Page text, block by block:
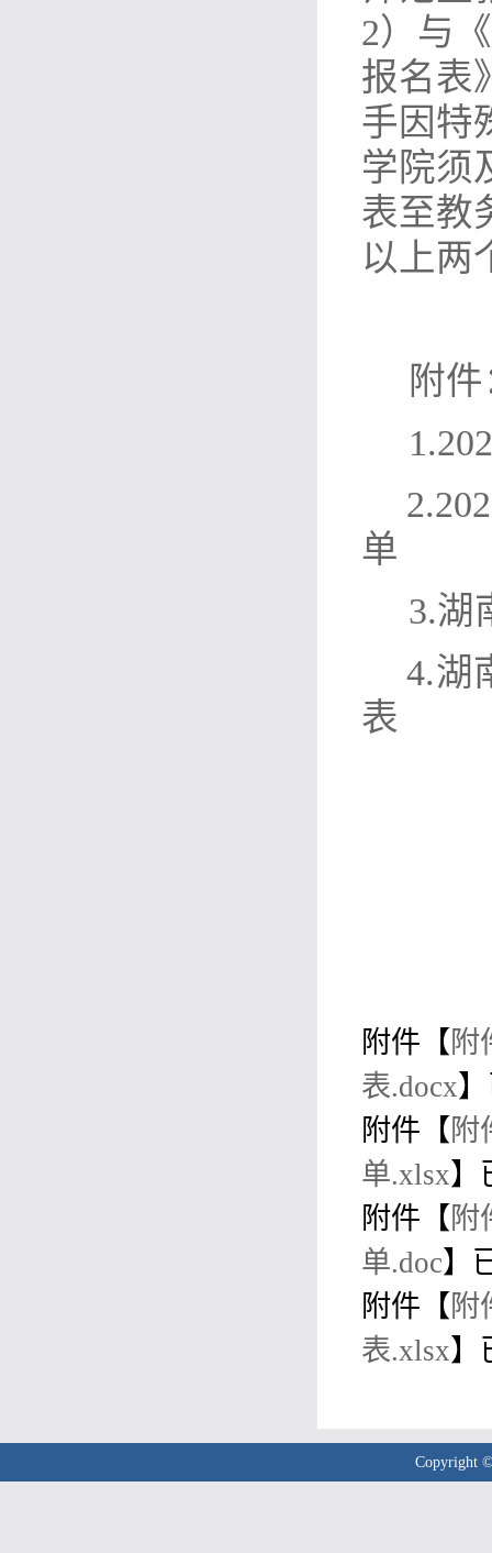
2）与
报名表
手因特
学院须
表至教
以上两
附
单
3.湖
4.湖
表
附件【 附
表.docx
附件【 附
单.xlsx】
附件【 附
单.doc】
附件【 附
表.xlsx】
Copyright